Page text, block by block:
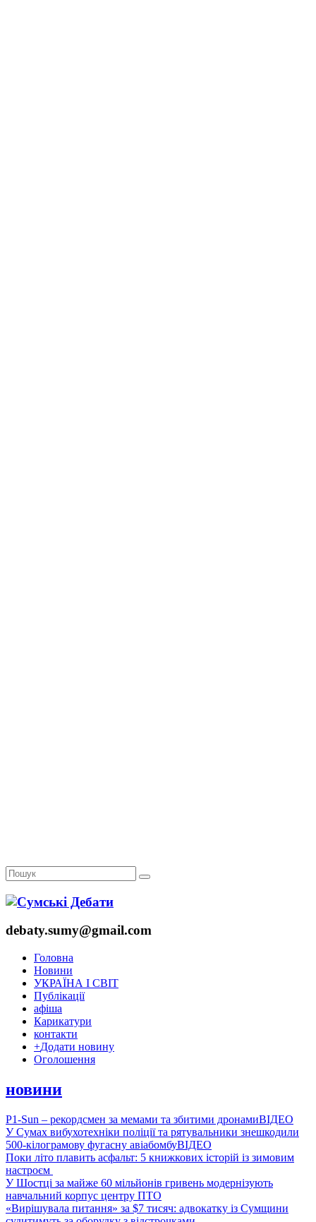
debaty.sumy@gmail.com
Головна
Новини
УКРАЇНА І СВІТ
Публікації
афіша
Карикатури
контакти
+Додати новину
Оголошення
новини
P1-Sun – рекордсмен за мемами та збитими дронамиВІДЕО
У Сумах вибухотехніки поліції та рятувальники знешкодили
500-кілограмову фугасну авіабомбуВІДЕО
Поки літо плавить асфальт: 5 книжкових історій із зимовим
настроєм
У Шостці за майже 60 мільйонів гривень модернізують
навчальний корпус центру ПТО
«Вирішувала питання» за $7 тисяч: адвокатку із Сумщини